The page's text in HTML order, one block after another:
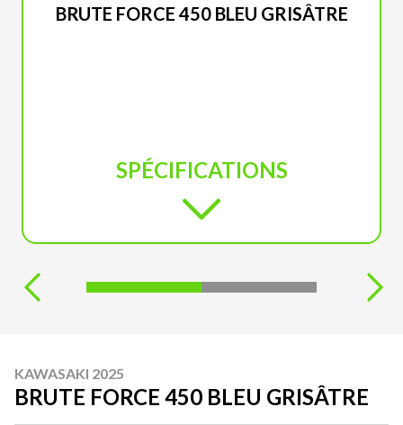
BRUTE FORCE 450 BLEU GRISÂTRE
SPÉCIFICATIONS
KAWASAKI 2025
BRUTE FORCE 450 BLEU GRISÂTRE